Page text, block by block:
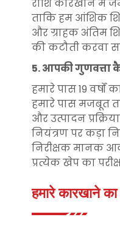
राशि कारखाने में
ताकि हम आंशिक
और ग्राहक अंतिम
की कटौती करवा
5. आपकी गुणवत्ता
हमारे पास 19
हमारे पास मजबूत
और उत्पादन
नियंत्रण पर कड़ा
निरीक्षक मानक
प्रत्येक खेप का
हमारे कारखाने